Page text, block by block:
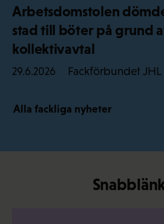
Arbetsdomstolen
stad till böter på grund
kollektivavtal
29.6.2026 Fackförbundet JHL
Alla fackliga nyheter